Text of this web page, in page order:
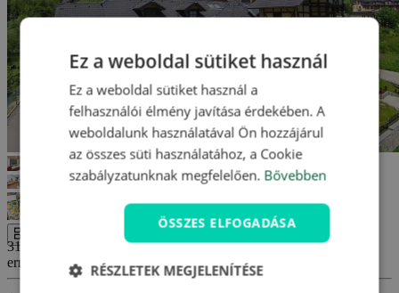
31 890 Ft-tól
errors_loading_failed
Ez a weboldal sütiket használ
Ez a weboldal sütiket használ a
felhasználói élmény javítása érdekében. A
weboldalunk használatával Ön hozzájárul
az összes süti használatához, a Cookie
szabályzatunknak megfelelően. Bővebben
ÖSSZES ELFOGADÁSA
RÉSZLETEK MEGJELENÍTÉSE